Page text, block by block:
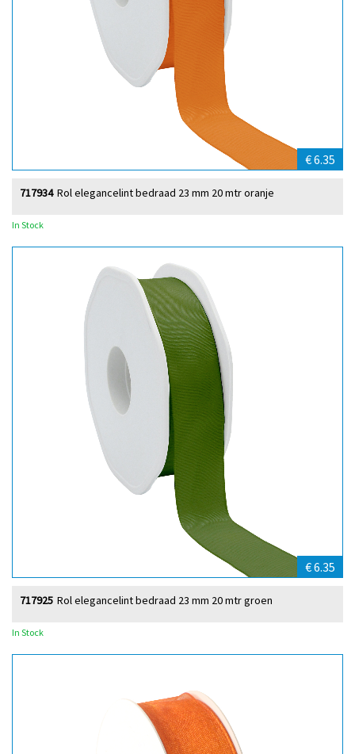
€ 6.35
Rol elegancelint bedraad 23 mm 20 mtr oranje
717934
In Stock
€ 6.35
Rol elegancelint bedraad 23 mm 20 mtr groen
717925
In Stock